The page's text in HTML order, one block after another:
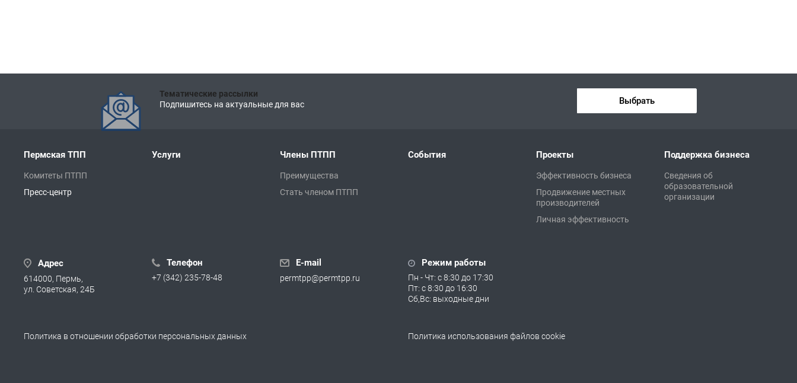
Тематические рассылки
Подпишитесь на актуальные для вас
Выбрать
Пермская ТПП
Комитеты ПТПП
Пресс-центр
Услуги Члены ПТПП
Преимущества
Стать членом ПТПП
События Проекты
Эффективность бизнеса
Продвижение местных
производителей
Личная эффективность
Поддержка бизнеса
Сведения об
образовательной
организации
Адрес
614000, Пермь,
ул. Советская, 24Б
Телефон
+7 (342) 235-78-48
E-mail
permtpp@permtpp.ru
Режим работы
Пн - Чт: с 8:30 до 17:30
Пт: с 8:30 до 16:30
Сб,Вс: выходные дни
Политика в отношении обработки персональных данных Политика использования файлов cookie